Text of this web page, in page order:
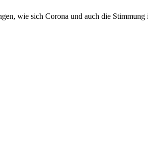
wie sich Corona und auch die